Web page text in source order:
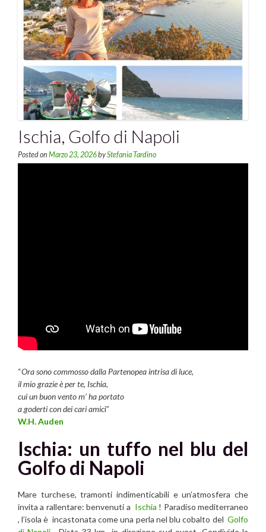
Ischia, Golfo di Napoli
Posted on Marzo 23, 2026byStefania Tardino
“Ora sono commosso dalla Partenopea intrisa di luce,
il mio grazie è per te, Ischia,
cui un buon vento m’ ha portato
a goderti con dei cari amici”
W.H. Auden
Ischia: un tuffo nel blu del
Golfo di Napoli
Mare turchese, tramonti indimenticabili e un’atmosfera che
invita a rallentare: benvenuti a Ischia ! Paradiso mediterraneo
, l’isola è incastonata come una perla nel blu cobalto del Golfo